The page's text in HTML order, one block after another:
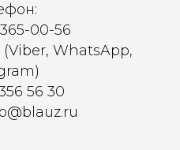
00-56
(Viber, WhatsApp,
56 30